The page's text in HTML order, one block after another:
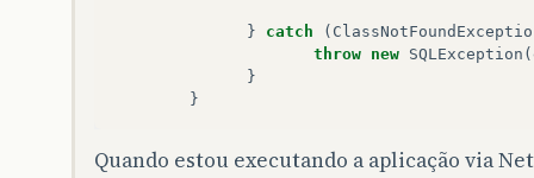
} catch (
throw new SQLException (
}
}
Quando estou executando a aplicação via